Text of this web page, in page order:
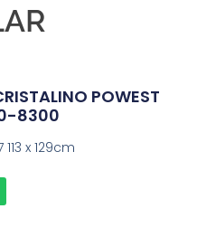
POWEST
8300
113 x 129cm